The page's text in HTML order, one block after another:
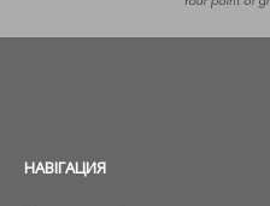
НАВIГАЦИЯ